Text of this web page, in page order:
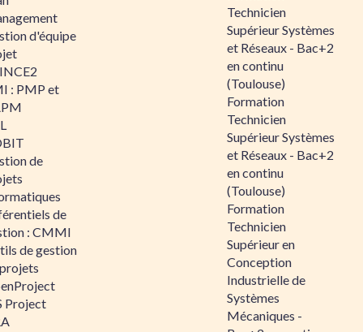
d'équipe
: PMP et
de
de
: CMMI
de gestion
Project
Technicien
Supérieur Systèmes
et Réseaux - Bac+2
en continu
(Toulouse)
Formation
Technicien
Supérieur Systèmes
et Réseaux - Bac+2
en continu
(Toulouse)
Formation
Technicien
Supérieur en
Conception
Industrielle de
Systèmes
Mécaniques -